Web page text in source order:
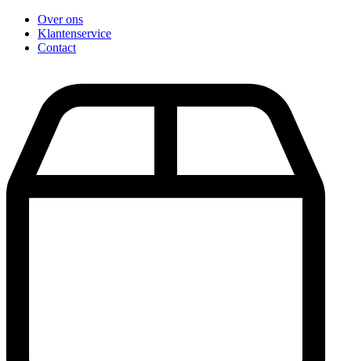
Over ons
Klantenservice
Contact